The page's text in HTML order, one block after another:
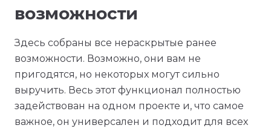
возможности
Здесь собраны все нераскрытые ранее
возможности. Возможно, они вам не
пригодятся, но некоторых могут сильно
выручить. Весь этот функционал полностью
задействован на одном проекте и, что самое
важное, он универсален и подходит для всех